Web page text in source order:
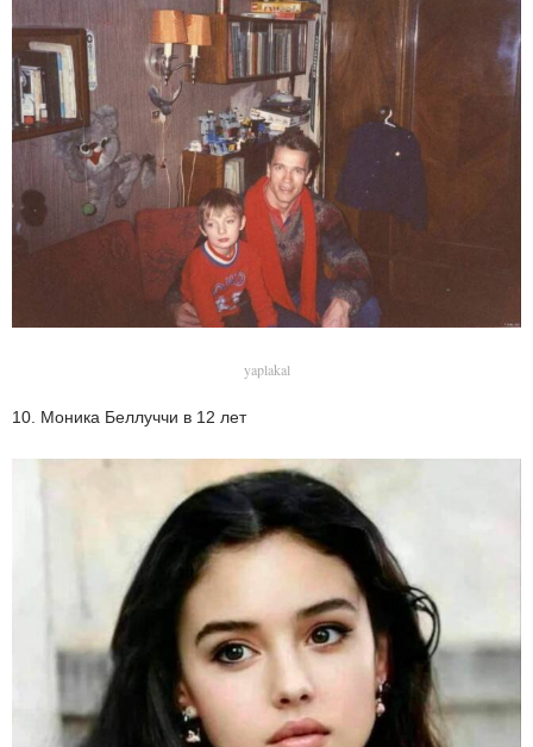
yaplakal
10. Моника Беллуччи в 12 лет